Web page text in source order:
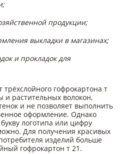
продукции;
выкладки в магазинах;
и прокладок для
гофрокартона т
и растительных волокон,
и не позволяет выполнить
оформление. Однако
логотипа или цифру
Для получения красивых
изделий больше
гофрокартон т 21.